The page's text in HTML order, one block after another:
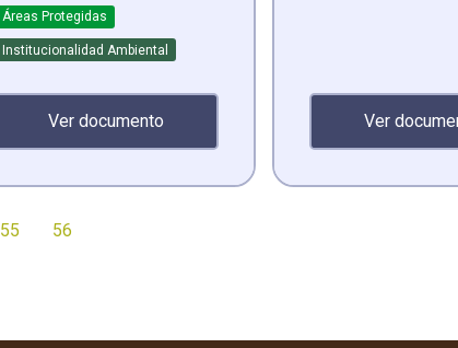
Áreas Protegidas
Institucionalidad Ambiental
Ver documento Ver
55 56